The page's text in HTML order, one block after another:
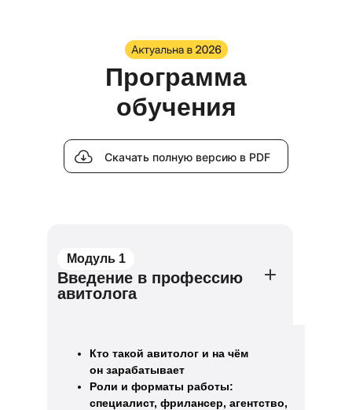
Программа
обучения
Скачать полную версию в PDF
Модуль 1
Введение в профессию
авитолога
Кто такой авитолог и на чём
он зарабатывает
Роли и форматы работы:
специалист, фрилансер, агентство,